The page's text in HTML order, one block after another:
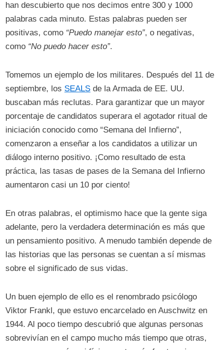
han descubierto que nos decimos entre 300 y 1000
palabras cada minuto. Estas palabras pueden ser
positivas, como “Puedo manejar esto”, o negativas,
como “No puedo hacer esto”.
Tomemos un ejemplo de los militares. Después del 11 de
septiembre, los SEALS de la Armada de EE. UU.
buscaban más reclutas. Para garantizar que un mayor
porcentaje de candidatos superara el agotador ritual de
iniciación conocido como “Semana del Infierno”,
comenzaron a enseñar a los candidatos a utilizar un
diálogo interno positivo. ¡Como resultado de esta
práctica, las tasas de pases de la Semana del Infierno
aumentaron casi un 10 por ciento!
En otras palabras, el optimismo hace que la gente siga
adelante, pero la verdadera determinación es más que
un pensamiento positivo. A menudo también depende de
las historias que las personas se cuentan a sí mismas
sobre el significado de sus vidas.
Un buen ejemplo de ello es el renombrado psicólogo
Viktor Frankl, que estuvo encarcelado en Auschwitz en
1944. Al poco tiempo descubrió que algunas personas
sobrevivían en el campo mucho más tiempo que otras,